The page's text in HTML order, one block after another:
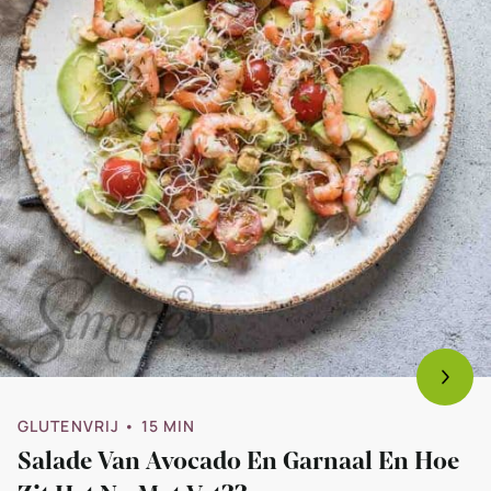
vet??
GLUTENVRIJ • 15 MIN
Salade Van Avocado En Garnaal En Hoe